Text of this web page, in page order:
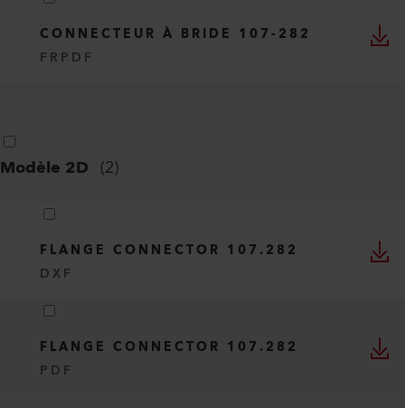
CONNECTEUR À BRIDE 107-282
FR PDF
Modèle 2D (2)
FLANGE CONNECTOR 107.282
DXF
FLANGE CONNECTOR 107.282
PDF